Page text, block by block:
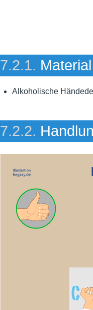
7.2.1. Material
Alkoholische
7.2.2.